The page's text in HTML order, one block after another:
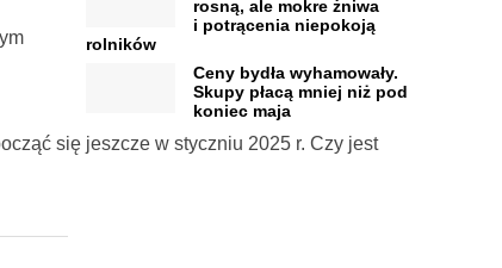
się jeszcze w styczniu 2025 r. Czy jest
rosną, ale mokre żniwa
i potrącenia niepokoją
rolników
Ceny bydła wyhamowały.
Skupy płacą mniej niż pod
koniec maja